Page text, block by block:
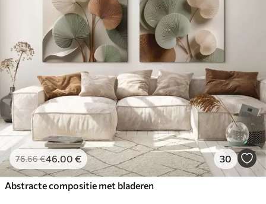
76.66€46.00 € 30
Abstracte compositie met bladeren